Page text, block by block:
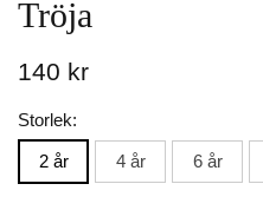
Tröja
140 kr
Storlek:
2 år 4 år 6 år